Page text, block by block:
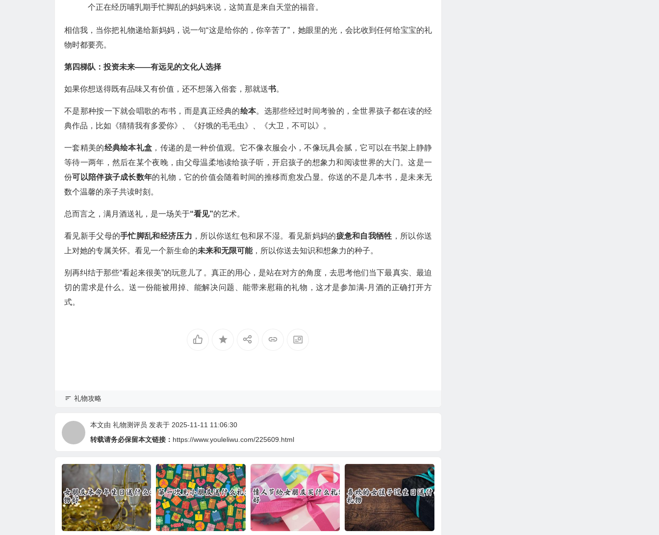
个正在经历哺乳期手忙脚乱的妈妈来说，这简直是来自天堂的福音。
相信我，当你把礼物递给新妈妈，说一句“这是给你的，你辛苦了”，她眼里的光，会比收到任何给宝宝的礼
物时都要亮。
第四梯队：投资未来——有远见的文化人选择
如果你想送得既有品味又有价值，还不想落入俗套，那就送书。
不是那种按一下就会唱歌的布书，而是真正经典的绘本。选那些经过时间考验的，全世界孩子都在读的经
典作品，比如《猜猜我有多爱你》、《好饿的毛毛虫》、《大卫，不可以》。
一套精美的经典绘本礼盒 ，传递的是一种价值观。它不像衣服会小，不像玩具会腻，它可以在书架上静静
等待一两年，然后在某个夜晚，由父母温柔地读给孩子听，开启孩子的想象力和阅读世界的大门。这是一
份可以陪伴孩子成长数年的礼物，它的价值会随着时间的推移而愈发凸显。你送的不是几本书，是未来无
数个温馨的亲子共读时刻。
总而言之，满月酒送礼，是一场关于“看见”的艺术。
看见新手父母的手忙脚乱和经济压力 ，所以你送红包和尿不湿。看见新妈妈的疲惫和自我牺牲 ，所以你送
上对她的专属关怀。看见一个新生命的未来和无限可能，所以你送去知识和想象力的种子。
别再纠结于那些“看起来很美”的玩意儿了。真正的用心，是站在对方的角度，去思考他们当下最真实、最迫
切的需求是什么。送一份能被用掉、能解决问题、能带来慰藉的礼物，这才是参加满-月酒的正确打开方
式。
礼物攻略
本文由 礼物测评员 发表于 2025-11-11 11:06:30
转载请务必保留本文链接： https://www.youleliwu.com/225609.html